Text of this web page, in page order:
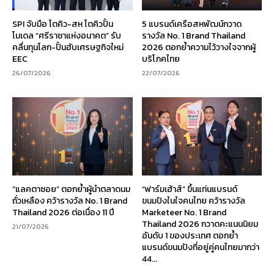
SPI จับมือ โตคิว-สห โตคิวปั้น
โมเดล “ศรีราชาแห่งอนาคต” รับ
คลื่นทุนโลก-ปั้นฮับเศรษฐกิจใหม่
EEC
26/07/2026
5 แบรนด์เครือสหพัฒน์กวาด
รางวัล No. 1 Brand Thailand
2026 ตอกย้ำความไว้วางใจจากผู้
บริโภคไทย
22/07/2026
“แลคตาซอย” ตอกย้ำผู้นำตลาดนม
ถั่วเหลือง คว้ารางวัล No. 1 Brand
Thailand 2026 ต่อเนื่อง 11 ปี
21/07/2026
“ฟาร์มเฮ้าส์” ขึ้นแท่นแบรนด์
ขนมปังในใจคนไทย คว้ารางวัล
Marketeer No. 1 Brand
Thailand 2026 กวาดคะแนนนิยม
อันดับ 1 ของประเทศ ตอกย้ำ
แบรนด์ขนมปังที่อยู่คู่คนไทยมากว่า
44...